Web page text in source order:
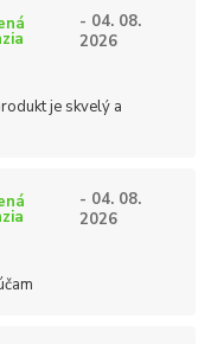
- 04. 08.
2026
je skvelý a
- 04. 08.
2026